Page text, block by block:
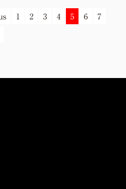
1 2 3 4 5 6 7